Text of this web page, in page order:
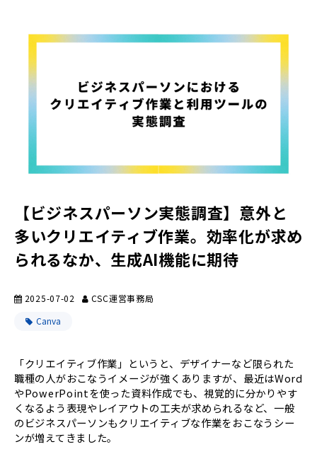
【ビジネスパーソン実態調査】意外と
多いクリエイティブ作業。効率化が求め
られるなか、生成AI機能に期待
2025-07-02
CSC運営事務局
Canva
「クリエイティブ作業」というと、デザイナーなど限られた
職種の人がおこなうイメージが強くありますが、最近はWord
やPowerPointを使った資料作成でも、視覚的に分かりやす
くなるよう表現やレイアウトの工夫が求められるなど、一般
のビジネスパーソンもクリエイティブな作業をおこなうシー
ンが増えてきました。